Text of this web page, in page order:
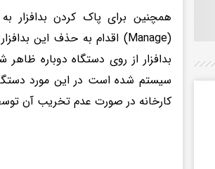
بدافزار از روی دستگاه دوباره
کارخانه در صورت عدم تخریب آن توسط